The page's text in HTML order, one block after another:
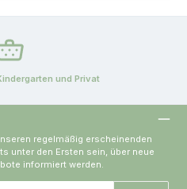
und Privat
regelmäßig erscheinenden
unter den Ersten sein, über neue
informiert werden.